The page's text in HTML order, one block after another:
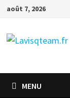
Passer
contenu
août 7, 2026
MENU